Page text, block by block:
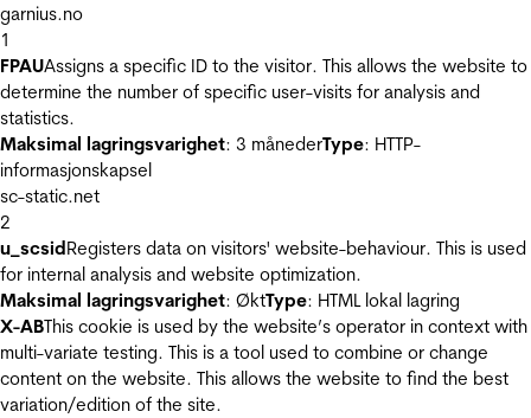
garnius.no
1
FPAUAssigns a specific ID to the visitor. This allows the website to
determine the number of specific user-visits for analysis and
statistics.
Maksimal lagringsvarighet: 3 månederType: HTTP-
informasjonskapsel
sc-static.net
2
u_scsidRegisters data on visitors' website-behaviour. This is used
for internal analysis and website optimization.
Maksimal lagringsvarighet: ØktType: HTML lokal lagring
X-ABThis cookie is used by the website’s operator in context with
multi-variate testing. This is a tool used to combine or change
content on the website. This allows the website to find the best
variation/edition of the site.